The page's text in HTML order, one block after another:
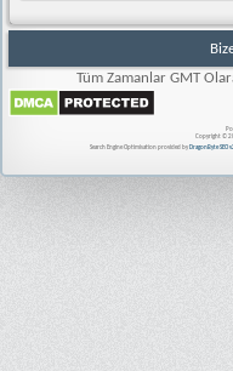
Tüm Zamanlar GMT
Copyright ©
Search Engine Optimisation provided by DragonByte SEO